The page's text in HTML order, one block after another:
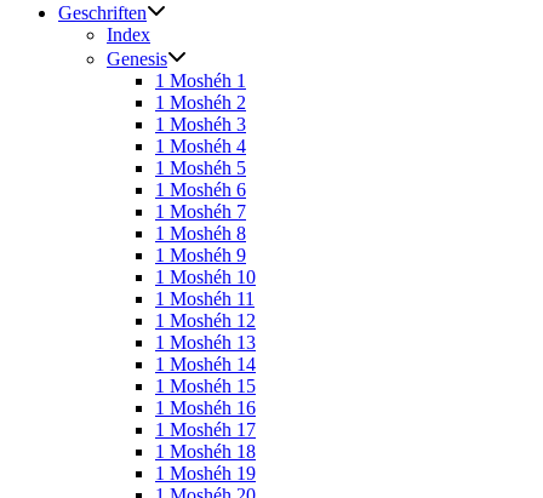
Geschriften
Index
Genesis
1 Moshéh 1
1 Moshéh 2
1 Moshéh 3
1 Moshéh 4
1 Moshéh 5
1 Moshéh 6
1 Moshéh 7
1 Moshéh 8
1 Moshéh 9
1 Moshéh 10
1 Moshéh 11
1 Moshéh 12
1 Moshéh 13
1 Moshéh 14
1 Moshéh 15
1 Moshéh 16
1 Moshéh 17
1 Moshéh 18
1 Moshéh 19